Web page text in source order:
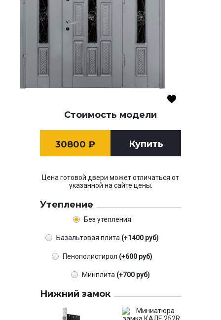
Стоимость модели
30800 ₽ Купить
Цена готовой двери может отличаться от
указанной на сайте цены.
Утепление
Без утепления
Базальтовая плита (+1400 руб)
Пенополистирол (+600 руб)
Минплита (+700 руб)
Нижний замок